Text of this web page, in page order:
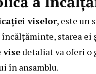
viselor, este un
starea
vise detaliat va oferi o
în ansamblu.